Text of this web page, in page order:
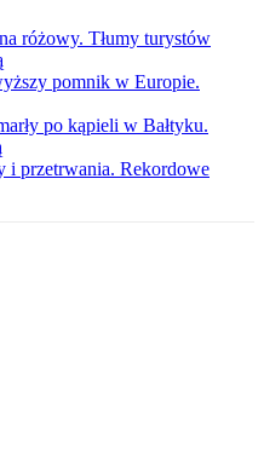
różowy. Tłumy turystów
pomnik w Europie.
po kąpieli w Bałtyku.
i przetrwania. Rekordowe